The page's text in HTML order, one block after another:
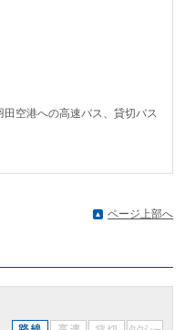
空港への高速バス、貸切バス
ページ上部へ